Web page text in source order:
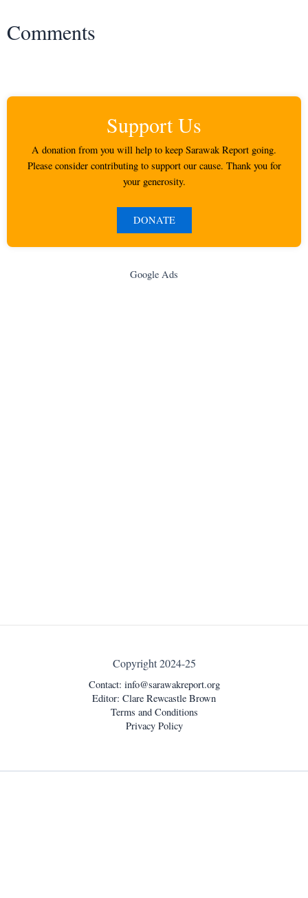
Comments
Support Us
A donation from you will help to keep Sarawak Report going.
Please consider contributing to support our cause. Thank you for
your generosity.
DONATE
Google Ads
Copyright 2024-25
Contact: info@sarawakreport.org
Editor: Clare Rewcastle Brown
Terms and Conditions
Privacy Policy